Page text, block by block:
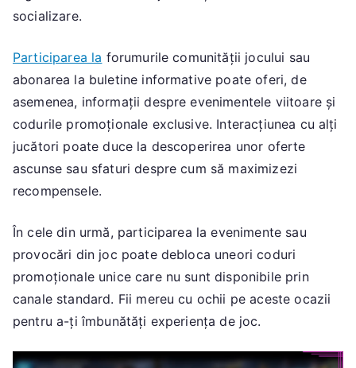
socializare.
Participarea la forumurile comunității jocului sau
abonarea la buletine informative poate oferi, de
asemenea, informații despre evenimentele viitoare și
codurile promoționale exclusive. Interacțiunea cu alți
jucători poate duce la descoperirea unor oferte
ascunse sau sfaturi despre cum să maximizezi
recompensele.
În cele din urmă, participarea la evenimente sau
provocări din joc poate debloca uneori coduri
promoționale unice care nu sunt disponibile prin
canale standard. Fii mereu cu ochii pe aceste ocazii
pentru a-ți îmbunătăți experiența de joc.